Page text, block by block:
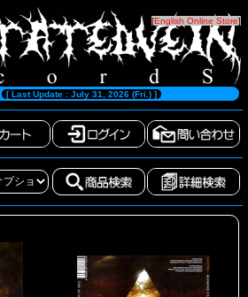
[English Online Store]
[ Last Update : July 31, 2026 (Fri.) ]